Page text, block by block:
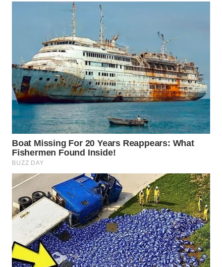
NEWS
NEWS
SIBARAGAS
NEWS
METRO
SIANTAR
NEWS
METRO
MEDAN
METRO
JAKARTA
NEWS
KRT
NEWS